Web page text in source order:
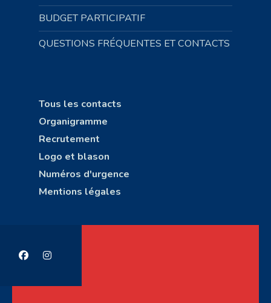
BUDGET PARTICIPATIF
QUESTIONS FRÉQUENTES ET CONTACTS
Tous les contacts
Organigramme
Recrutement
Logo et blason
Numéros d'urgence
Mentions légales